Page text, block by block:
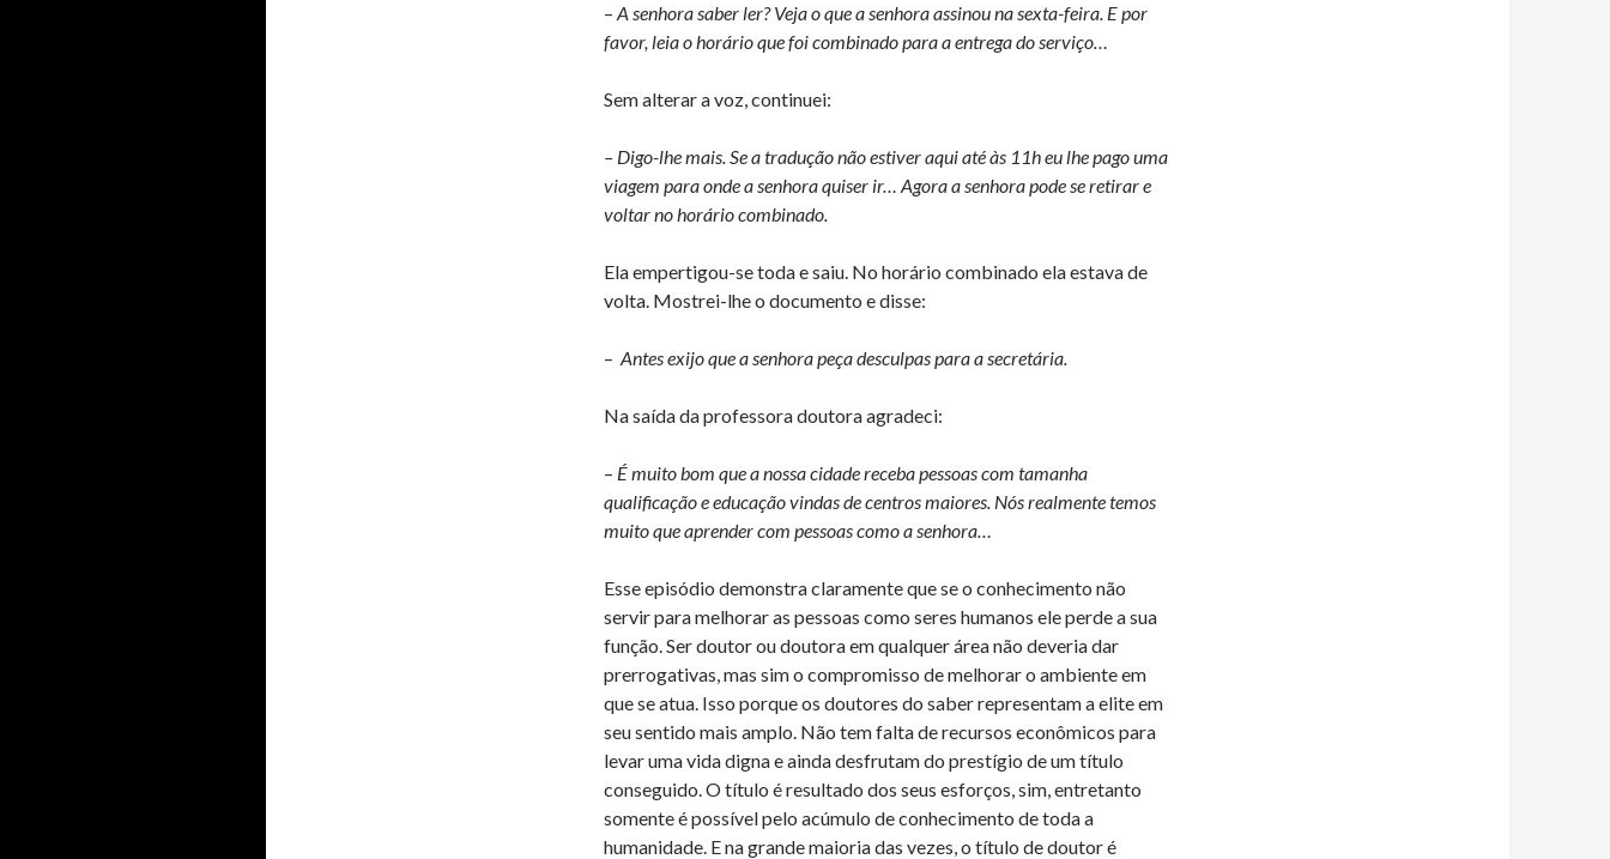
– A senhora saber ler? Veja o que a senhora assinou na sexta-feira. E por
favor, leia o horário que foi combinado para a entrega do serviço…
Sem alterar a voz, continuei:
– Digo-lhe mais. Se a tradução não estiver aqui até às 11h eu lhe pago uma
viagem para onde a senhora quiser ir… Agora a senhora pode se retirar e
voltar no horário combinado.
Ela empertigou-se toda e saiu. No horário combinado ela estava de
volta. Mostrei-lhe o documento e disse:
– Antes exijo que a senhora peça desculpas para a secretária.
Na saída da professora doutora agradeci:
– É muito bom que a nossa cidade receba pessoas com tamanha
qualificação e educação vindas de centros maiores. Nós realmente temos
muito que aprender com pessoas como a senhora…
Esse episódio demonstra claramente que se o conhecimento não
servir para melhorar as pessoas como seres humanos ele perde a sua
função. Ser doutor ou doutora em qualquer área não deveria dar
prerrogativas, mas sim o compromisso de melhorar o ambiente em
que se atua. Isso porque os doutores do saber representam a elite em
seu sentido mais amplo. Não tem falta de recursos econômicos para
levar uma vida digna e ainda desfrutam do prestígio de um título
conseguido. O título é resultado dos seus esforços, sim, entretanto
somente é possível pelo acúmulo de conhecimento de toda a
humanidade. E na grande maioria das vezes, o título de doutor é